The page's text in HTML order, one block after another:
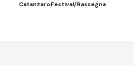
CatanzaroFestival/Rassegna